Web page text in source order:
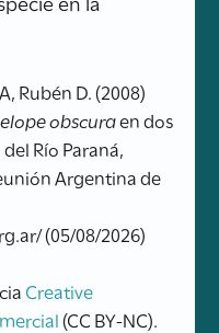
Rubén D. (2008)
obscuraen dos
Río Paraná,
Argentina de
(05/08/2026)
Creative
(CC BY-NC).